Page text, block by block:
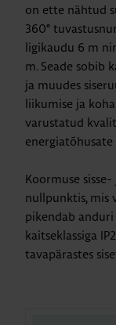
on ette nähtud
360°
ligikaudu 6 m
m. Seade sobib
ja muudes
liikumise ja
varustatud
Koormuse
nullpunktis, mis
pikendab
kaitseklassiga
tavapärastes